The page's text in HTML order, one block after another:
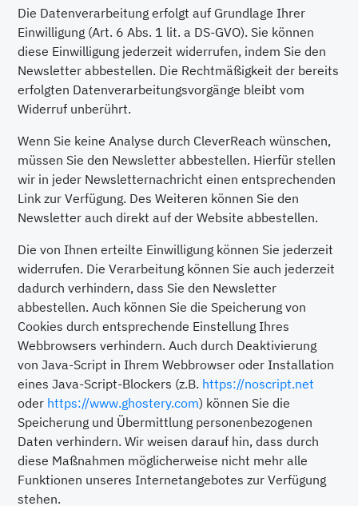
Die Datenverarbeitung erfolgt auf Grundlage Ihrer
Einwilligung (Art. 6 Abs. 1 lit. a DS-GVO). Sie können
diese Einwilligung jederzeit widerrufen, indem Sie den
Newsletter abbestellen. Die Rechtmäßigkeit der bereits
erfolgten Datenverarbeitungsvorgänge bleibt vom
Widerruf unberührt.
Wenn Sie keine Analyse durch CleverReach wünschen,
müssen Sie den Newsletter abbestellen. Hierfür stellen
wir in jeder Newsletternachricht einen entsprechenden
Link zur Verfügung. Des Weiteren können Sie den
Newsletter auch direkt auf der Website abbestellen.
Die von Ihnen erteilte Einwilligung können Sie jederzeit
widerrufen. Die Verarbeitung können Sie auch jederzeit
dadurch verhindern, dass Sie den Newsletter
abbestellen. Auch können Sie die Speicherung von
Cookies durch entsprechende Einstellung Ihres
Webbrowsers verhindern. Auch durch Deaktivierung
von Java-Script in Ihrem Webbrowser oder Installation
eines Java-Script-Blockers (z.B. https://noscript.net
oder https://www.ghostery.com) können Sie die
Speicherung und Übermittlung personenbezogenen
Daten verhindern. Wir weisen darauf hin, dass durch
diese Maßnahmen möglicherweise nicht mehr alle
Funktionen unseres Internetangebotes zur Verfügung
stehen.